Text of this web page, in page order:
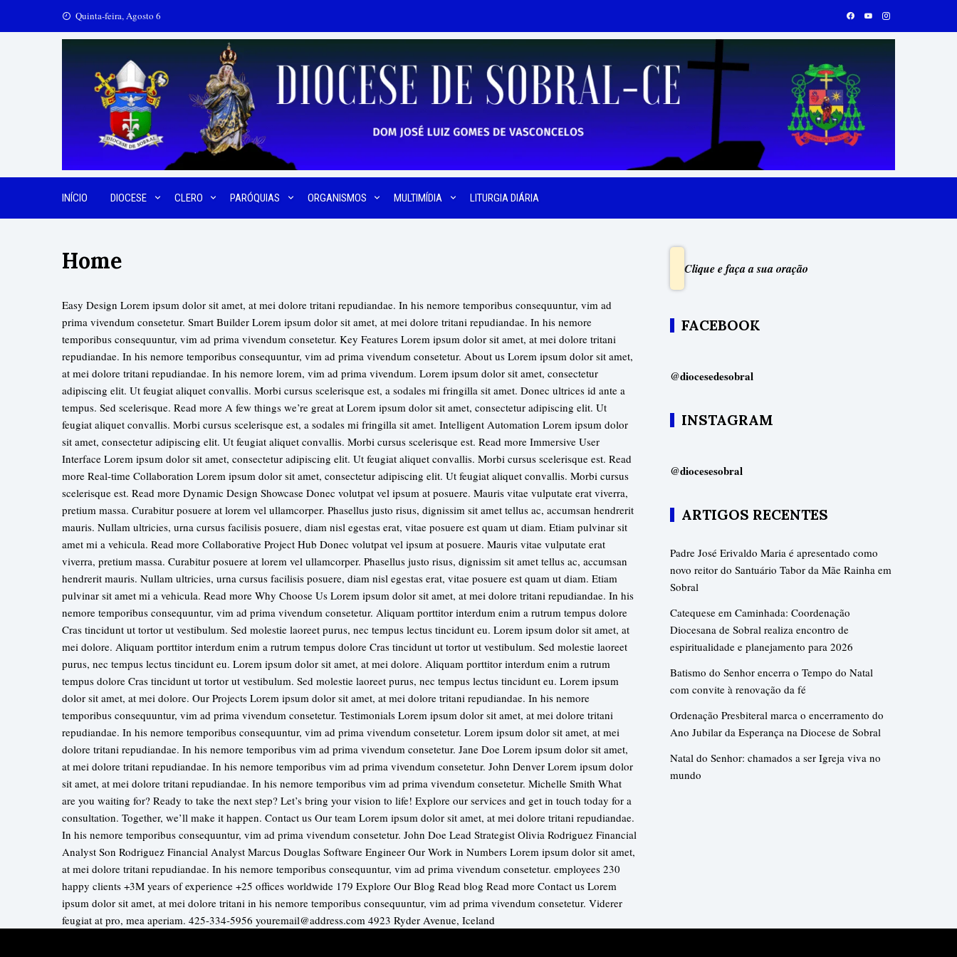
Quinta-feira, Agosto 6
INÍCIO DIOCESE CLERO PARÓQUIAS ORGANISMOS MULTIMÍDIA LITURGIA DIÁRIA
Home
Easy Design Lorem ipsum dolor sit amet, at mei dolore tritani repudiandae. In his nemore temporibus consequuntur, vim ad
prima vivendum consetetur. Smart Builder Lorem ipsum dolor sit amet, at mei dolore tritani repudiandae. In his nemore
temporibus consequuntur, vim ad prima vivendum consetetur. Key Features Lorem ipsum dolor sit amet, at mei dolore tritani
repudiandae. In his nemore temporibus consequuntur, vim ad prima vivendum consetetur. About us Lorem ipsum dolor sit amet,
at mei dolore tritani repudiandae. In his nemore lorem, vim ad prima vivendum. Lorem ipsum dolor sit amet, consectetur
adipiscing elit. Ut feugiat aliquet convallis. Morbi cursus scelerisque est, a sodales mi fringilla sit amet. Donec ultrices id ante a
tempus. Sed scelerisque. Read more A few things we’re great at Lorem ipsum dolor sit amet, consectetur adipiscing elit. Ut
feugiat aliquet convallis. Morbi cursus scelerisque est, a sodales mi fringilla sit amet. Intelligent Automation Lorem ipsum dolor
sit amet, consectetur adipiscing elit. Ut feugiat aliquet convallis. Morbi cursus scelerisque est. Read more Immersive User
Interface Lorem ipsum dolor sit amet, consectetur adipiscing elit. Ut feugiat aliquet convallis. Morbi cursus scelerisque est. Read
more Real-time Collaboration Lorem ipsum dolor sit amet, consectetur adipiscing elit. Ut feugiat aliquet convallis. Morbi cursus
scelerisque est. Read more Dynamic Design Showcase Donec volutpat vel ipsum at posuere. Mauris vitae vulputate erat viverra,
pretium massa. Curabitur posuere at lorem vel ullamcorper. Phasellus justo risus, dignissim sit amet tellus ac, accumsan hendrerit
mauris. Nullam ultricies, urna cursus facilisis posuere, diam nisl egestas erat, vitae posuere est quam ut diam. Etiam pulvinar sit
amet mi a vehicula. Read more Collaborative Project Hub Donec volutpat vel ipsum at posuere. Mauris vitae vulputate erat
viverra, pretium massa. Curabitur posuere at lorem vel ullamcorper. Phasellus justo risus, dignissim sit amet tellus ac, accumsan
hendrerit mauris. Nullam ultricies, urna cursus facilisis posuere, diam nisl egestas erat, vitae posuere est quam ut diam. Etiam
pulvinar sit amet mi a vehicula. Read more Why Choose Us Lorem ipsum dolor sit amet, at mei dolore tritani repudiandae. In his
nemore temporibus consequuntur, vim ad prima vivendum consetetur. Aliquam porttitor interdum enim a rutrum tempus dolore
Cras tincidunt ut tortor ut vestibulum. Sed molestie laoreet purus, nec tempus lectus tincidunt eu. Lorem ipsum dolor sit amet, at
mei dolore. Aliquam porttitor interdum enim a rutrum tempus dolore Cras tincidunt ut tortor ut vestibulum. Sed molestie laoreet
purus, nec tempus lectus tincidunt eu. Lorem ipsum dolor sit amet, at mei dolore. Aliquam porttitor interdum enim a rutrum
tempus dolore Cras tincidunt ut tortor ut vestibulum. Sed molestie laoreet purus, nec tempus lectus tincidunt eu. Lorem ipsum
dolor sit amet, at mei dolore. Our Projects Lorem ipsum dolor sit amet, at mei dolore tritani repudiandae. In his nemore
temporibus consequuntur, vim ad prima vivendum consetetur. Testimonials Lorem ipsum dolor sit amet, at mei dolore tritani
repudiandae. In his nemore temporibus consequuntur, vim ad prima vivendum consetetur. Lorem ipsum dolor sit amet, at mei
dolore tritani repudiandae. In his nemore temporibus vim ad prima vivendum consetetur. Jane Doe Lorem ipsum dolor sit amet,
at mei dolore tritani repudiandae. In his nemore temporibus vim ad prima vivendum consetetur. John Denver Lorem ipsum dolor
sit amet, at mei dolore tritani repudiandae. In his nemore temporibus vim ad prima vivendum consetetur. Michelle Smith What
are you waiting for? Ready to take the next step? Let’s bring your vision to life! Explore our services and get in touch today for a
consultation. Together, we’ll make it happen. Contact us Our team Lorem ipsum dolor sit amet, at mei dolore tritani repudiandae.
In his nemore temporibus consequuntur, vim ad prima vivendum consetetur. John Doe Lead Strategist Olivia Rodriguez Financial
Analyst Son Rodriguez Financial Analyst Marcus Douglas Software Engineer Our Work in Numbers Lorem ipsum dolor sit amet,
at mei dolore tritani repudiandae. In his nemore temporibus consequuntur, vim ad prima vivendum consetetur. employees 230
happy clients +3M years of experience +25 offices worldwide 179 Explore Our Blog Read blog Read more Contact us Lorem
ipsum dolor sit amet, at mei dolore tritani in his nemore temporibus consequuntur, vim ad prima vivendum consetetur. Viderer
feugiat at pro, mea aperiam. 425-334-5956 youremail@address.com 4923 Ryder Avenue, Iceland
Clique e faça a sua oração
FACEBOOK
@diocesedesobral
INSTAGRAM
@diocesesobral
ARTIGOS RECENTES
Padre José Erivaldo Maria é apresentado como
novo reitor do Santuário Tabor da Mãe Rainha em
Sobral
Catequese em Caminhada: Coordenação
Diocesana de Sobral realiza encontro de
espiritualidade e planejamento para 2026
Batismo do Senhor encerra o Tempo do Natal
com convite à renovação da fé
Ordenação Presbiteral marca o encerramento do
Ano Jubilar da Esperança na Diocese de Sobral
Natal do Senhor: chamados a ser Igreja viva no
mundo